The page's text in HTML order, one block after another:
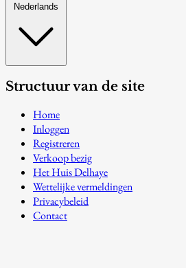
Nederlands
Structuur van de site
Home
Inloggen
Registreren
Verkoop bezig
Het Huis Delhaye
Wettelijke vermeldingen
Privacybeleid
Contact